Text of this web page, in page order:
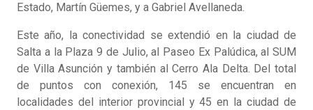
Estado, Martín Güemes, y a Gabriel Avellaneda.
Este año, la conectividad se extendió en la ciudad de
Salta a la Plaza 9 de Julio, al Paseo Ex Palúdica, al SUM
de Villa Asunción y también al Cerro Ala Delta. Del total
de puntos con conexión, 145 se encuentran en
localidades del interior provincial y 45 en la ciudad de